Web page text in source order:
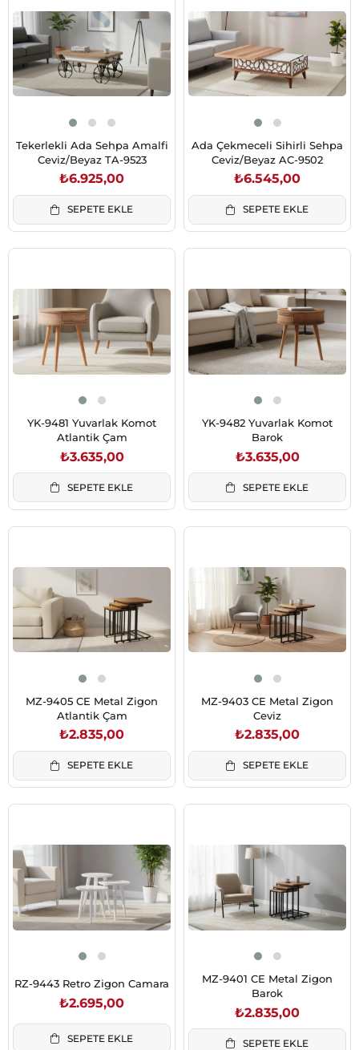
Tekerlekli Ada Sehpa Amalfi
Ceviz/Beyaz TA-9523
₺6.925,00
SEPETE EKLE
Ada Çekmeceli Sihirli Sehpa
Ceviz/Beyaz AC-9502
₺6.545,00
SEPETE EKLE
YK-9481 Yuvarlak Komot
Atlantik Çam
₺3.635,00
SEPETE EKLE
YK-9482 Yuvarlak Komot
Barok
₺3.635,00
SEPETE EKLE
MZ-9405 CE Metal Zigon
Atlantik Çam
₺2.835,00
SEPETE EKLE
MZ-9403 CE Metal Zigon
Ceviz
₺2.835,00
SEPETE EKLE
RZ-9443 Retro Zigon Camara
₺2.695,00
SEPETE EKLE
MZ-9401 CE Metal Zigon
Barok
₺2.835,00
SEPETE EKLE